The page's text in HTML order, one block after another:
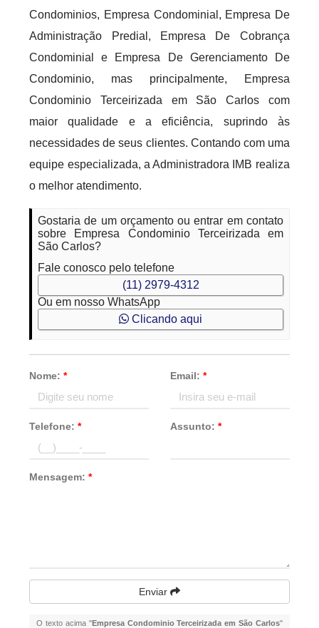
Condominios, Empresa Condominial, Empresa De
Administração Predial, Empresa De Cobrança
Condominial e Empresa De Gerenciamento De
Condominio, mas principalmente, Empresa
Condominio Terceirizada em São Carlos com
maior qualidade e a eficiência, suprindo às
necessidades de seus clientes. Contando com uma
equipe especializada, a Administradora IMB realiza
o melhor atendimento.
Gostaria de um orçamento ou entrar em contato
sobre Empresa Condominio Terceirizada em
São Carlos?
Fale conosco pelo telefone
(11) 2979-4312
Ou em nosso WhatsApp
Clicando aqui
Nome:* Email: *
Telefone:* Assunto: *
Mensagem:*
Enviar
O texto acima "Empresa Condominio Terceirizada em São Carlos"